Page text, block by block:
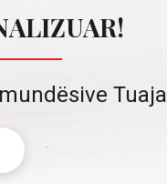
Tuaja